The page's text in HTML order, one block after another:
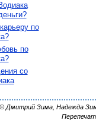
по
по
со
© Дмитрий Зима, Надежда